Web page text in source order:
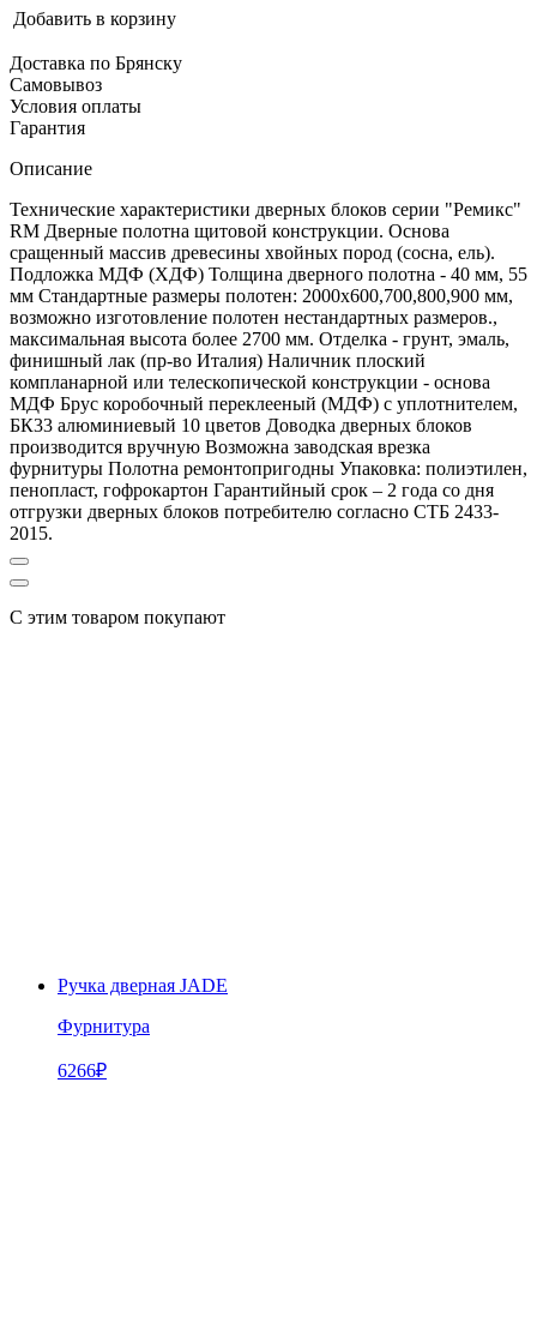
Добавить в корзину
Доставка по Брянску
Самовывоз
Условия оплаты
Гарантия
Описание
Технические характеристики дверных блоков серии "Ремикс"
RM Дверные полотна щитовой конструкции. Основа
сращенный массив древесины хвойных пород (сосна, ель).
Подложка МДФ (ХДФ) Толщина дверного полотна - 40 мм, 55
мм Стандартные размеры полотен: 2000x600,700,800,900 мм,
возможно изготовление полотен нестандартных размеров.,
максимальная высота более 2700 мм. Отделка - грунт, эмаль,
финишный лак (пр-во Италия) Наличник плоский
компланарной или телескопической конструкции - основа
МДФ Брус коробочный переклееный (МДФ) с уплотнителем,
БК33 алюминиевый 10 цветов Доводка дверных блоков
производится вручную Возможна заводская врезка
фурнитуры Полотна ремонтопригодны Упаковка: полиэтилен,
пенопласт, гофрокартон Гарантийный срок – 2 года со дня
отгрузки дверных блоков потребителю согласно СТБ 2433-
2015.
С этим товаром покупают
Ручка дверная JADE
Фурнитура
6266₽